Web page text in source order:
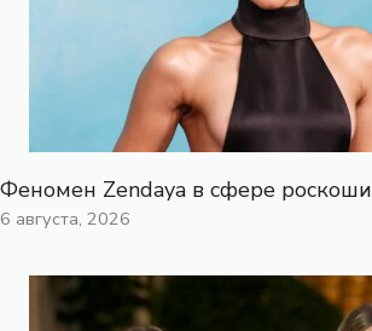
Феномен Zendaya в сфере роскоши
6 августа, 2026